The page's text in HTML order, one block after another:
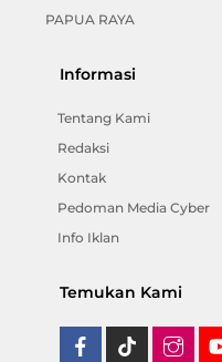
PAPUA RAYA
Informasi
Tentang Kami
Redaksi
Kontak
Pedoman Media Cyber
Info Iklan
Temukan Kami